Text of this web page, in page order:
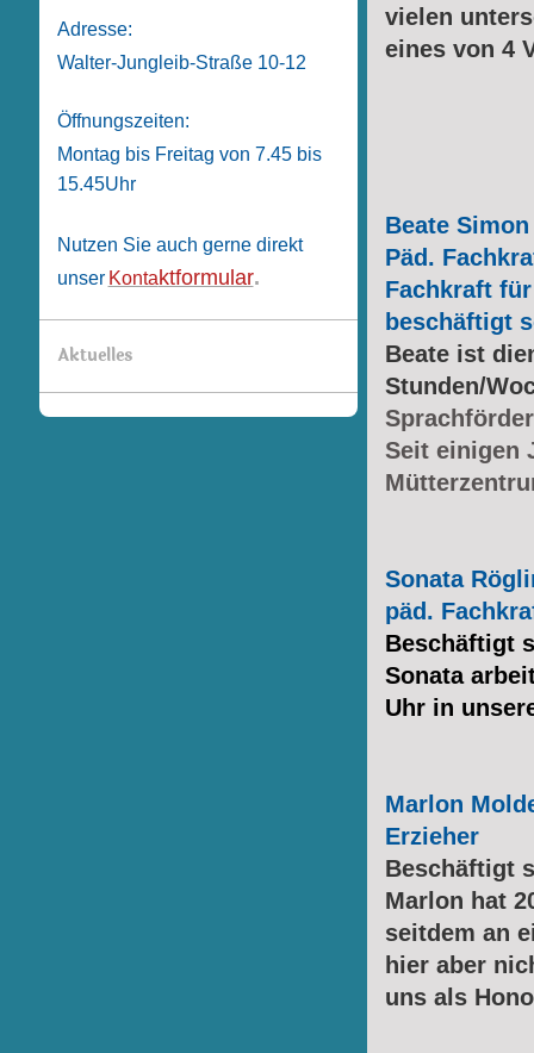
vielen
eines von 4
Beate Simon
Päd.
Fachkraft
beschäftigt
Beate ist
Stunden/
Seit einigen
Sonata
päd.
Beschäftigt
Sonata
Uhr in
Marlon
Erzieher
Beschäftigt
Marlon hat
seitdem an
hier aber
uns als
Adresse:
Walter-Jungleib-Straße 10-12
Öffnungszeiten:
Montag bis Freitag von 7.45 bis
15.45Uhr
Nutzen Sie auch gerne direkt
unser Kontaktformular.
Aktuelles